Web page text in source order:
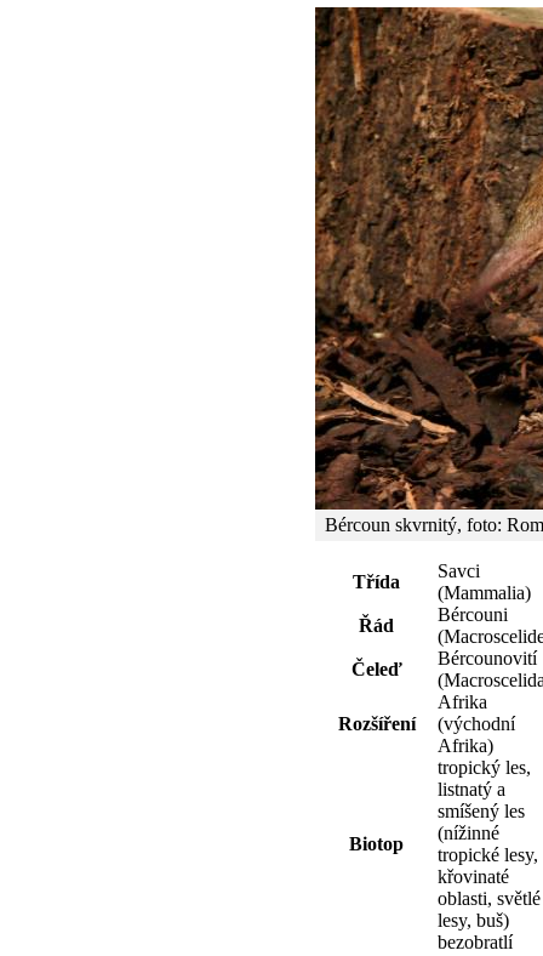
Bércoun skvrnitý, foto:
Třída
Savci
(Mammalia)
Řád
Bércouni
Čeleď
Bércounovití
Rozšíření
Afrika
(východní
Afrika)
Biotop
tropický les,
listnatý a
smíšený les
(nížinné
tropické lesy,
křovinaté
oblasti, světlé
lesy, buš)
bezobratlí